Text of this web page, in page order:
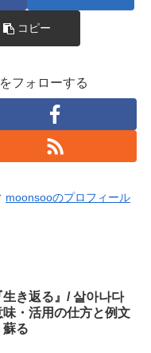
コピー
フォローする
moonsooのプロフィール
き返る』/ 살아나다
・活用の仕方と例文
蘇る